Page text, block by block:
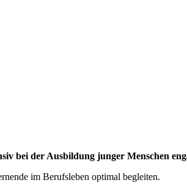
bei der Ausbildung junger Menschen
im Berufsleben optimal begleiten.